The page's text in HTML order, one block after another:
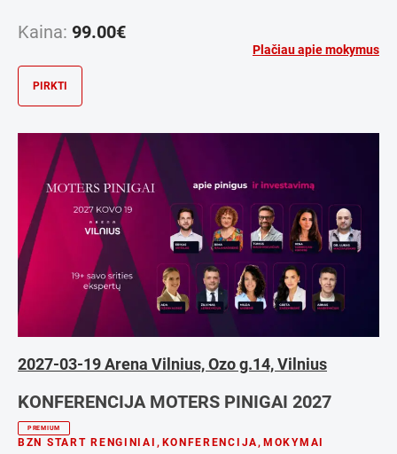
Kaina: 99.00€
Plačiau apie mokymus
PIRKTI
2027-03-19 Arena Vilnius, Ozo g.14, Vilnius
KONFERENCIJA MOTERS PINIGAI 2027
PREMIUM
BZN START RENGINIAI , KONFERENCIJA,MOKYMAI